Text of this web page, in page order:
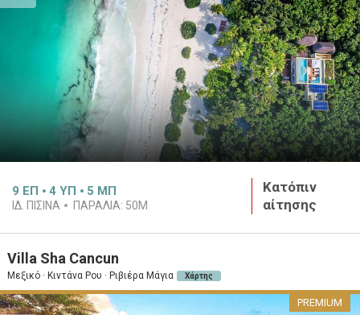
9 ΕΠ 4 ΥΠ 5 ΜΠ
ΙΔ. ΠΙΣΙΝΑ ΠΑΡΑΛΙΑ: 50M
Κατόπιν
αίτησης
Villa Sha Cancun
Μεξικό · Κιντάνα Ρου · Ριβιέρα Μάγια Χάρτης
PREMIUM